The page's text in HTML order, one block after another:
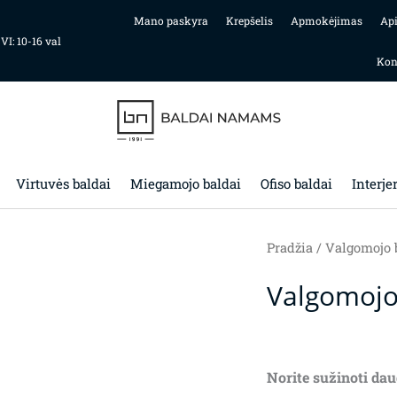
10-16 val
Mano paskyra Krepšelis Apmokėjimas
Virtuvės baldai Miegamojo baldai Ofiso baldai
Pradžia/ Valgomojo
Norite sužinoti